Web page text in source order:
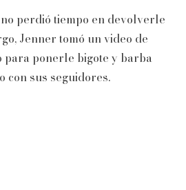
perdió tiempo en devolverle
Jenner tomó un video de
ponerle bigote y barba
con sus seguidores.